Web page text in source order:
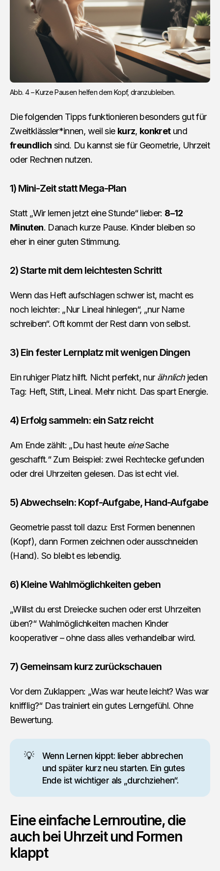
Abb. 4 – Kurze Pausen helfen dem Kopf, dranzubleiben.
Die folgenden Tipps funktionieren besonders gut für
Zweitklässler*innen, weil sie kurz, konkretund
freundlich sind. Du kannst sie für Geometrie, Uhrzeit
oder Rechnen nutzen.
1) Mini-Zeit statt Mega-Plan
Statt „Wir lernen jetzt eine Stunde“ lieber: 8–12
Minuten. Danach kurze Pause. Kinder bleiben so
eher in einer guten Stimmung.
2) Starte mit dem leichtesten Schritt
Wenn das Heft aufschlagen schwer ist, macht es
noch leichter: „Nur Lineal hinlegen“, „nur Name
schreiben“. Oft kommt der Rest dann von selbst.
3) Ein fester Lernplatz mit wenigen Dingen
Ein ruhiger Platz hilft. Nicht perfekt, nur ähnlichjeden
Tag: Heft, Stift, Lineal. Mehr nicht. Das spart Energie.
4) Erfolg sammeln: ein Satz reicht
Am Ende zählt: „Du hast heute eineSache
geschafft.“ Zum Beispiel: zwei Rechtecke gefunden
oder drei Uhrzeiten gelesen. Das ist echt viel.
5) Abwechseln: Kopf-Aufgabe, Hand-Aufgabe
Geometrie passt toll dazu: Erst Formen benennen
(Kopf), dann Formen zeichnen oder ausschneiden
(Hand). So bleibt es lebendig.
6) Kleine Wahlmöglichkeiten geben
„Willst du erst Dreiecke suchen oder erst Uhrzeiten
üben?“ Wahlmöglichkeiten machen Kinder
kooperativer – ohne dass alles verhandelbar wird.
7) Gemeinsam kurz zurückschauen
Vor dem Zuklappen: „Was war heute leicht? Was war
knifflig?“ Das trainiert ein gutes Lerngefühl. Ohne
Bewertung.
💡
Wenn Lernen kippt: lieber abbrechen
und später kurz neu starten. Ein gutes
Ende ist wichtiger als „durchziehen“.
Eine einfache Lernroutine, die
auch bei Uhrzeit und Formen
klappt